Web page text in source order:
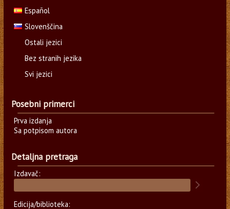
Español
Slovenščina
Ostali jezici
Bez stranih jezika
Svi jezici
Posebni primerci
Prva izdanja
Sa potpisom autora
Detaljna pretraga
Izdavač:
Edicija/biblioteka: